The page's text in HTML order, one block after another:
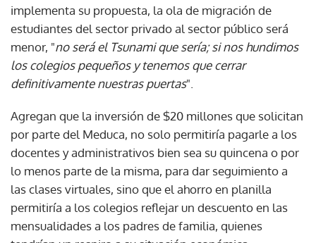
implementa su propuesta, la ola de migración de
estudiantes del sector privado al sector público será
menor, "no será el Tsunami que sería; si nos hundimos
los colegios pequeños y tenemos que cerrar
definitivamente nuestras puertas".
Agregan que la inversión de $20 millones que solicitan
por parte del Meduca, no solo permitiría pagarle a los
docentes y administrativos bien sea su quincena o por
lo menos parte de la misma, para dar seguimiento a
las clases virtuales, sino que el ahorro en planilla
permitiría a los colegios reflejar un descuento en las
mensualidades a los padres de familia, quienes